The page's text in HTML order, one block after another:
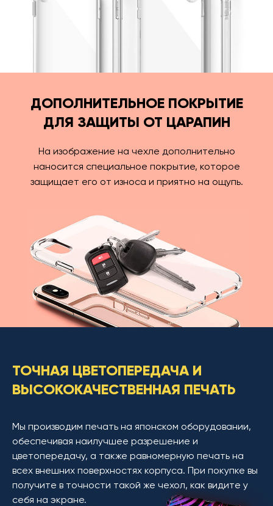
ДОПОЛНИТЕЛЬНОЕ ПОКРЫТИЕ
ДЛЯ ЗАЩИТЫ ОТ ЦАРАПИН
На изображение на чехле дополнительно
наносится специальное покрытие, которое
защищает его от износа и приятно на ощупь.
ТОЧНАЯ ЦВЕТОПЕРЕДАЧА И
ВЫСОКОКАЧЕСТВЕННАЯ ПЕЧАТЬ
Мы производим печать на японском оборудовании,
обеспечивая наилучшее разрешение и
цветопередачу, а также равномерную печать на
всех внешних поверхностях корпуса. При покупке вы
получите в точности такой же чехол, как видите у
себя на экране.